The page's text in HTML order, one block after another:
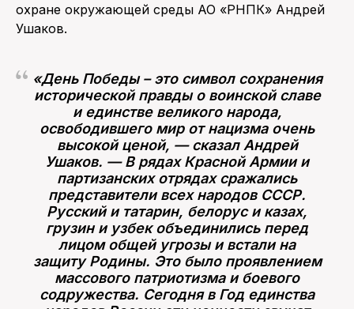
охране окружающей среды АО «РНПК» Андрей
Ушаков.
​​​​​​​«День Победы – это символ сохранения
исторической правды о воинской славе
и единстве великого народа,
освободившего мир от нацизма очень
высокой ценой, — сказал Андрей
Ушаков. — В рядах Красной Армии и
партизанских отрядах сражались
представители всех народов СССР.
Русский и татарин, белорус и казах,
грузин и узбек объединились перед
лицом общей угрозы и встали на
защиту Родины. Это было проявлением
массового патриотизма и боевого
содружества. Сегодня в Год единства